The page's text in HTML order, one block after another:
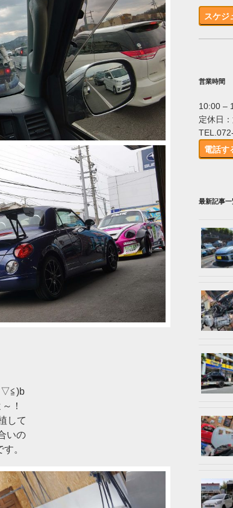
！
して
いの
。
スケジ
営業時間
10:00 –
定休日
電話す
最新記事一